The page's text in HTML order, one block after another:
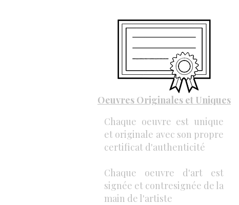
Oeuvres Originales et Uniques
Chaque oeuvre est unique
et originale avec son propre
certificat d'authenticité
Chaque oeuvre d'art est
signée et contresignée de la
main de l'artiste